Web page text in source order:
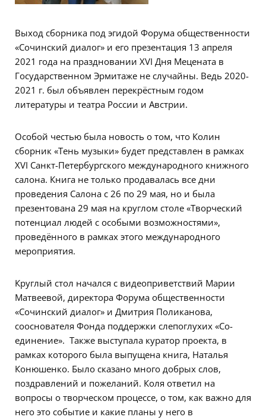
Выход сборника под эгидой Форума общественности
«Сочинский диалог» и его презентация 13 апреля
2021 года на праздновании XVI Дня Мецената в
Государственном Эрмитаже не случайны. Ведь 2020-
2021 г. был объявлен перекрёстным годом
литературы и театра России и Австрии.
Особой честью была новость о том, что Колин
сборник «Тень музыки» будет представлен в рамках
XVI Санкт-Петербургского международного книжного
салона. Книга не только продавалась все дни
проведения Салона с 26 по 29 мая, но и была
презентована 29 мая на круглом столе «Творческий
потенциал людей с особыми возможностями»,
проведённого в рамках этого международного
мероприятия.
Круглый стол начался с видеоприветствий Марии
Матвеевой, директора Форума общественности
«Сочинский диалог» и Дмитрия Поликанова,
сооснователя Фонда поддержки слепоглухих «Со-
единение». Также выступала куратор проекта, в
рамках которого была выпущена книга, Наталья
Конюшенко. Было сказано много добрых слов,
поздравлений и пожеланий. Коля ответил на
вопросы о творческом процессе, о том, как важно для
него это событие и какие планы у него в